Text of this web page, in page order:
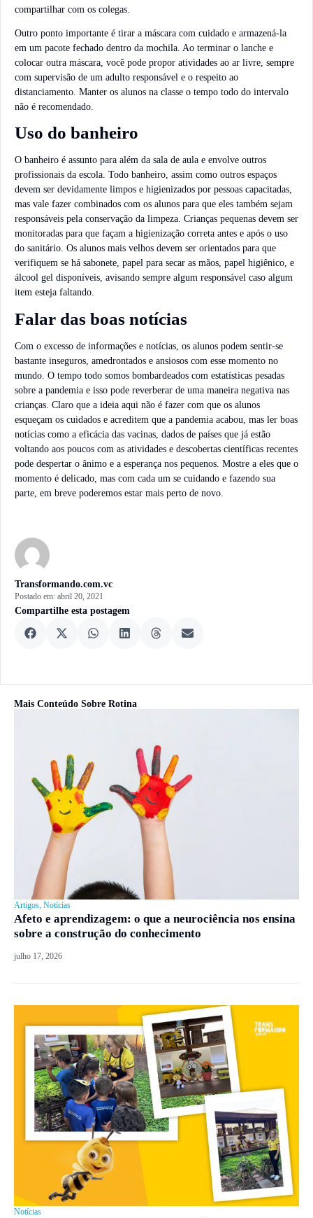
Transformando.com.vc
Postado em: abril 20, 2021
Compartilhe esta postagem
compartilhar com os colegas.
Outro ponto importante é tirar a máscara com cuidado e armazená-la
em um pacote fechado dentro da mochila. Ao terminar o lanche e
colocar outra máscara, você pode propor atividades ao ar livre, sempre
com supervisão de um adulto responsável e o respeito ao
distanciamento. Manter os alunos na classe o tempo todo do intervalo
não é recomendado.
Uso do banheiro
O banheiro é assunto para além da sala de aula e envolve outros
profissionais da escola. Todo banheiro, assim como outros espaços
devem ser devidamente limpos e higienizados por pessoas capacitadas,
mas vale fazer combinados com os alunos para que eles também sejam
responsáveis pela conservação da limpeza. Crianças pequenas devem ser
monitoradas para que façam a higienização correta antes e após o uso
do sanitário. Os alunos mais velhos devem ser orientados para que
verifiquem se há sabonete, papel para secar as mãos, papel higiênico, e
álcool gel disponíveis, avisando sempre algum responsável caso algum
item esteja faltando.
Falar das boas notícias
Com o excesso de informações e notícias, os alunos podem sentir-se
bastante inseguros, amedrontados e ansiosos com esse momento no
mundo. O tempo todo somos bombardeados com estatísticas pesadas
sobre a pandemia e isso pode reverberar de uma maneira negativa nas
crianças. Claro que a ideia aqui não é fazer com que os alunos
esqueçam os cuidados e acreditem que a pandemia acabou, mas ler boas
notícias como a eficácia das vacinas, dados de países que já estão
voltando aos poucos com as atividades e descobertas científicas recentes
pode despertar o ânimo e a esperança nos pequenos. Mostre a eles que o
momento é delicado, mas com cada um se cuidando e fazendo sua
parte, em breve poderemos estar mais perto de novo.
Mais Conteúdo Sobre Rotina
Artigos Notícias
Afeto e aprendizagem: o que a neurociência nos ensina
sobre a construção do conhecimento
julho 17, 2026
Notícias